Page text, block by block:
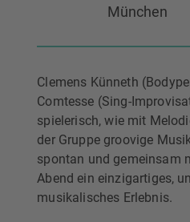
München
Clemens Künneth
Comtesse (Sing-
spielerisch, wie mit
der Gruppe groovige
spontan und gemeinsam
Abend ein einzigartiges,
musikalisches Erlebnis.